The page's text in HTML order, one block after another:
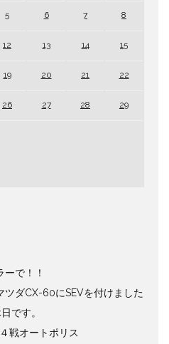
5 6 7 8
12 13 14 15
19 20 21 22
26 27 28 29
で！！
ツダCX-60にSEVを付けました
です。
戦オートポリス